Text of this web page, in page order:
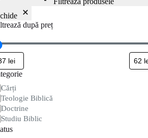
după preț
Cărți
Teologie Biblică
Doctrine
Studiu Biblic